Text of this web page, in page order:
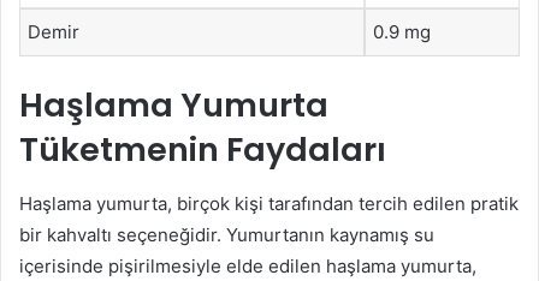
Demir 0.9 mg
Haşlama Yumurta
Tüketmenin Faydaları
Haşlama yumurta, birçok kişi tarafından tercih edilen pratik
bir kahvaltı seçeneğidir. Yumurtanın kaynamış su
içerisinde pişirilmesiyle elde edilen haşlama yumurta,